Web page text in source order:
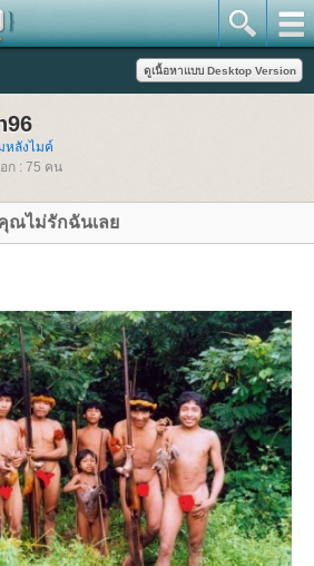
หลังไมค์
ก : 75 คน
คุณไม่รักฉันเล